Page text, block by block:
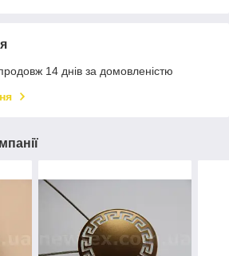
14 днів за домовленістю